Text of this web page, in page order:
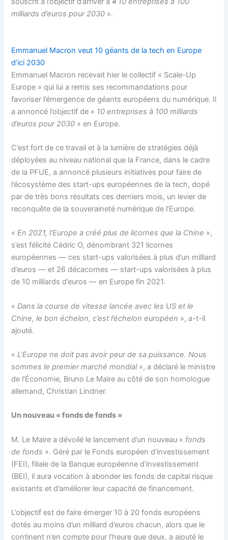
milliards d’euros pour 2030 ».
Emmanuel Macron veut 10 géants de la tech en Europe
d’ici 2030
Emmanuel Macron recevait hier le collectif « Scale-Up
Europe » qui lui a remis ses recommandations pour
favoriser l’émergence de géants européens du numérique. Il
a annoncé l’objectif de « 10 entreprises à 100 milliards
d’euros pour 2030 » en Europe.
C’est fort de ce travail et à la lumière de stratégies déjà
déployées au niveau national que la France, dans le cadre
de la PFUE, a annoncé plusieurs initiatives pour faire de
l’écosystème des start-ups européennes de la tech, dopé
par de très bons résultats ces derniers mois, un levier de
reconquête de la souveraineté numérique de l’Europe.
«En 2021, l’Europe a créé plus de licornes que la Chine »,
s’est félicité Cédric O, dénombrant 321 licornes
européennes — ces start-ups valorisées à plus d’un milliard
d’euros — et 26 décacornes — start-ups valorisées à plus
de 10 milliards d’euros — en Europe fin 2021.
«Dans la course de vitesse lancée avec les US et le
Chine, le bon échelon, c’est l’échelon européen », a-t-il
ajouté.
«L’Europe ne doit pas avoir peur de sa puissance. Nous
sommes le premier marché mondial», a déclaré le ministre
de l’Économie, Bruno Le Maire au côté de son homologue
allemand, Christian Lindner.
Un nouveau « fonds de fonds »
M. Le Maire a dévoilé le lancement d’un nouveau « fonds
de fonds ». Géré par le Fonds européen d’investissement
(FEI), filiale de la Banque européenne d’investissement
(BEI), il aura vocation à abonder les fonds de capital risque
existants et d’améliorer leur capacité de financement.
L’objectif est de faire émerger 10 à 20 fonds européens
dotés au moins d’un milliard d’euros chacun, alors que le
continent n’en compte pour l’heure que deux, a ajouté le